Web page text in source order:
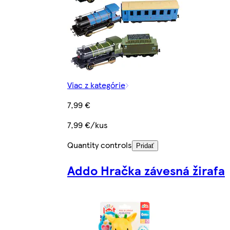
Viac z kategórie
7,99 €
7,99 €/kus
Quantity controls
Pridať
Addo Hračka závesná žirafa